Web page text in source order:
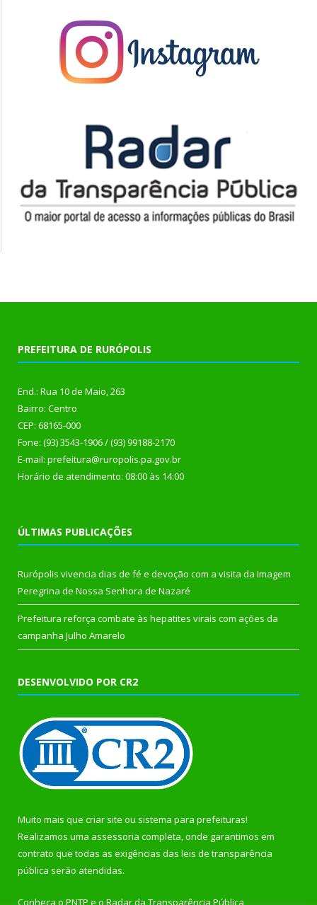
PREFEITURA DE RURÓPOLIS
End.: Rua 10 de Maio, 263
Bairro: Centro
CEP: 68165-000
Fone: (93) 3543-1906 / (93) 99188-2170
E-mail: prefeitura@ruropolis.pa.gov.br
Horário de atendimento: 08:00 às 14:00
ÚLTIMAS PUBLICAÇÕES
Rurópolis vivencia dias de fé e devoção com a visita da Imagem
Peregrina de Nossa Senhora de Nazaré
Prefeitura reforça combate às hepatites virais com ações da
campanha Julho Amarelo
DESENVOLVIDO POR CR2
Muito mais que criar site ou sistema para prefeituras!
Realizamos uma assessoria completa, onde garantimos em
contrato que todas as exigências das leis de transparência
pública serão atendidas.
Conheça o PNTP e o Radar da Transparência Pública